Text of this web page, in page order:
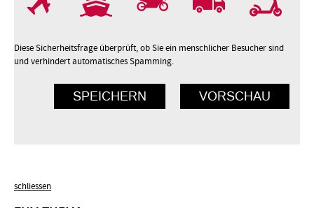
Diese Sicherheitsfrage überprüft, ob Sie ein menschlicher Besucher sind
und verhindert automatisches Spamming.
schliessen